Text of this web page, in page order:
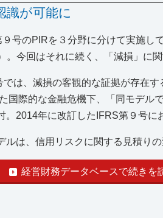
識が可能に
９号のPIRを３分野に分けて実施
。今回はそれに続く、「減損」に
では、減損の客観的な証拠が存在
国際的な金融危機下、「同モデル
。2014年に改訂したIFRS第９号
ルは、信用リスクに関する見積り
経営財務データベースで続きを